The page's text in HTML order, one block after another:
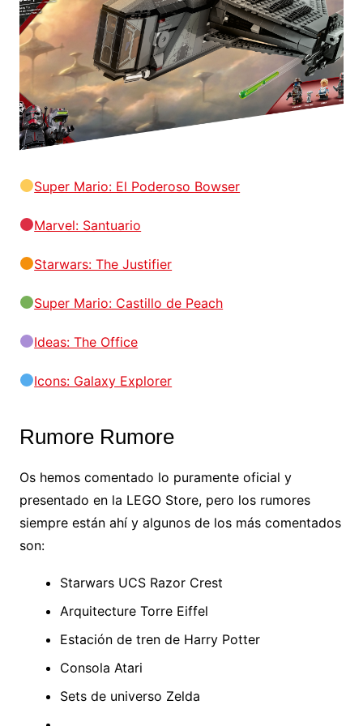
Super Mario: El Poderoso Bowser
Marvel: Santuario
Starwars: The Justifier
Super Mario: Castillo de Peach
Ideas: The Office
Icons: Galaxy Explorer
Rumore Rumore
Os hemos comentado lo puramente oficial y
presentado en la LEGO Store, pero los rumores
siempre están ahí y algunos de los más comentados
son:
Starwars UCS Razor Crest
Arquitecture Torre Eiffel
Estación de tren de Harry Potter
Consola Atari
Sets de universo Zelda